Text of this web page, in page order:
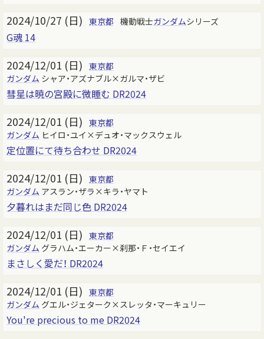
2024/10/27 (日) 東京都 機動戦士ガンダムシリーズ
G魂 14
2024/12/01 (日) 東京都
ガンダム シャア・アズナブル×ガルマ・ザビ
彗星は暁の宮殿に微睡む DR2024
2024/12/01 (日) 東京都
ガンダム ヒイロ・ユイ×デュオ・マックスウェル
定位置にて待ち合わせ DR2024
2024/12/01 (日) 東京都
ガンダム アスラン・ザラ×キラ・ヤマト
夕暮れはまだ同じ色 DR2024
2024/12/01 (日) 東京都
ガンダム グラハム・エーカー×刹那・Ｆ・セイエイ
まさしく愛だ！ DR2024
2024/12/01 (日) 東京都
ガンダム グエル・ジェターク×スレッタ・マーキュリー
You're precious to me DR2024